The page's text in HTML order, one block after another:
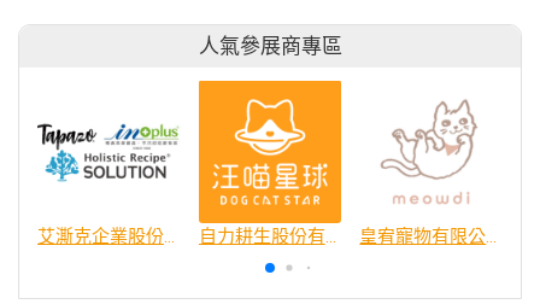
人氣參展商專區
艾澌克企業股份有限公司 自力耕生股份有限公司 皇宥寵物有限公司